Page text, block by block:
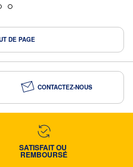
DE PAGE
CONTACTEZ-NOUS
SATISFAIT OU
REMBOURSÉ